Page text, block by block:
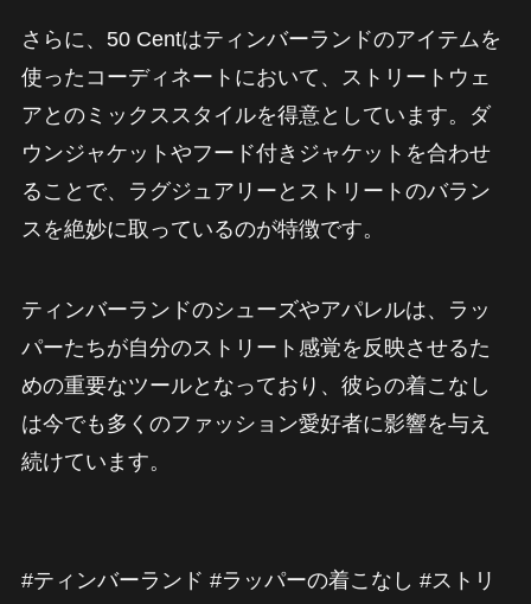
さらに、50 Centはティンバーランドのアイテムを
使ったコーディネートにおいて、ストリートウェ
アとのミックススタイルを得意としています。ダ
ウンジャケットやフード付きジャケットを合わせ
ることで、ラグジュアリーとストリートのバラン
スを絶妙に取っているのが特徴です。
ティンバーランドのシューズやアパレルは、ラッ
パーたちが自分のストリート感覚を反映させるた
めの重要なツールとなっており、彼らの着こなし
は今でも多くのファッション愛好者に影響を与え
続けています。
#ティンバーランド #ラッパーの着こなし #ストリ